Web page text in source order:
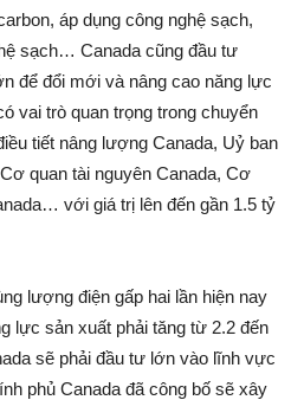
áp dụng công nghệ sạch,
sạch… Canada cũng đầu tư
để đổi mới và nâng cao năng lực
vai trò quan trọng trong chuyển
tiết nâng lượng Canada, Uỷ ban
quan tài nguyên Canada, Cơ
với giá trị lên đến gần 1.5 tỷ
lượng điện gấp hai lần hiện nay
lực sản xuất phải tăng từ 2.2 đến
sẽ phải đầu tư lớn vào lĩnh vực
phủ Canada đã công bố sẽ xây